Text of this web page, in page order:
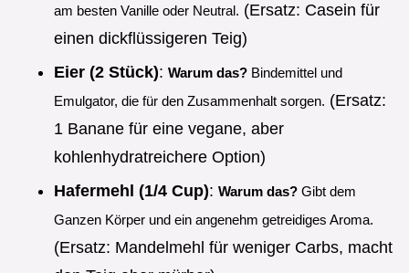
am besten Vanille oder Neutral. (Ersatz: Casein für
einen dickflüssigeren Teig)
Eier (2 Stück): Warum das? Bindemittel und
Emulgator, die für den Zusammenhalt sorgen. (Ersatz:
1 Banane für eine vegane, aber
kohlenhydratreichere Option)
Hafermehl (1/4 Cup): Warum das? Gibt dem
Ganzen Körper und ein angenehm getreidiges Aroma.
(Ersatz: Mandelmehl für weniger Carbs, macht